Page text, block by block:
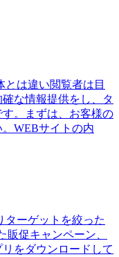
は違い閲覧者は目
な情報提供をし、タ
。まずは、お客様の
WEBサイトの内
ターゲットを絞った
促キャンペーン、
をダウンロードして